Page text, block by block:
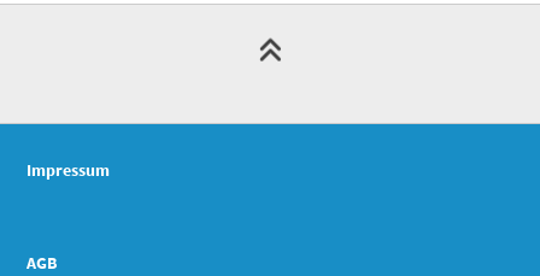
Impressum
AGB